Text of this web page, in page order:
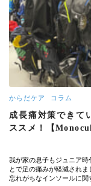
からだケア コラム
成長痛対策できて
ススメ！【
我が家の息子もジュニア時
とで足の痛みが軽減され
忘れがちなインソールに